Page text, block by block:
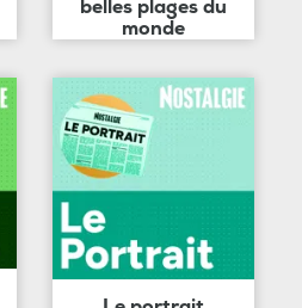
belles plages du
monde